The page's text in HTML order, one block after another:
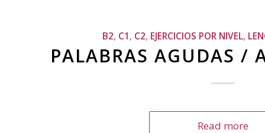
B2, C1 , C2, EJERCICIOS POR NIVEL,
PALABRAS AGUDAS /
Read more